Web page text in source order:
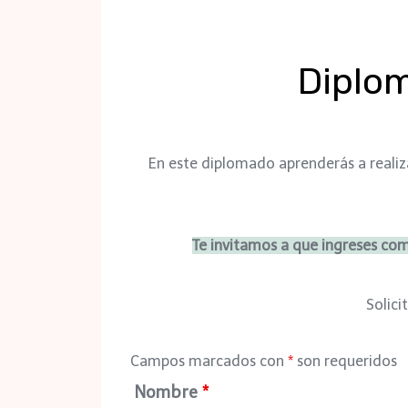
En este diplomado aprenderás a
Te invitamos a que ingreses
Campos marcados con * son requeridos
Nombre *